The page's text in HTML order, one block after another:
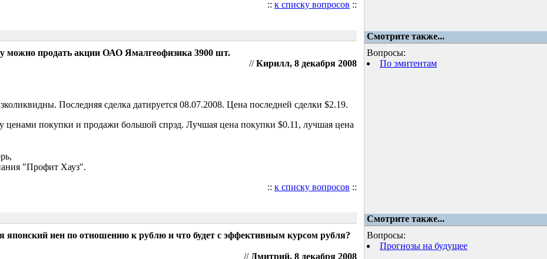
:: к списку вопросов ::
Смотрите также...
можно продать акции ОАО Ямалгеофизика 3900 шт.
//Кирилл, 8 декабря 2008
Последняя сделка датируется 08.07.2008. Цена последней сделки $2.19.
покупки и продажи большой спрэд. Лучшая цена покупки $0.11, лучшая цена
"Профит Хауз".
:: к списку вопросов ::
Вопросы:
По эмитентам
Смотрите также...
японский иен по отношению к рублю и что будет с эффективным курсом рубля?
// Дмитрий, 8 декабря 2008
Вопросы:
Прогнозы на будущее